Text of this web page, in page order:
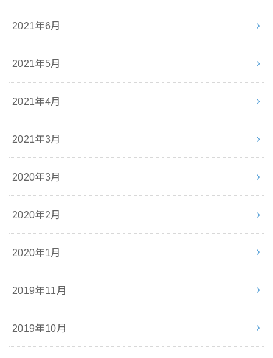
2021年6月
2021年5月
2021年4月
2021年3月
2020年3月
2020年2月
2020年1月
2019年11月
2019年10月